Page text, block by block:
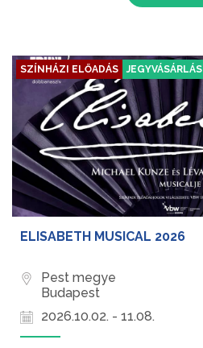
SZÍNHÁZI ELŐADÁS JEGYVÁSÁRLÁS
ELISABETH MUSICAL 2026
Pest megye
Budapest
2026.10.02. - 11.08.